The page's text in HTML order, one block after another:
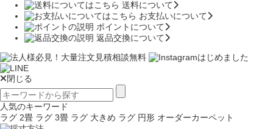
送料について
お支払いについて
ポイントについて
返品交換について
閉じる
人気のキーワード
ラグ 2畳 ラグ 3畳 ラグ 大きめ ラグ 円形 オーダーカーペット